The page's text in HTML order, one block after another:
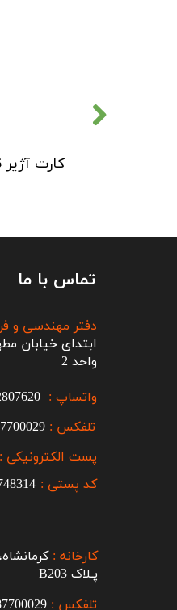
تماس با ما
تلفکس :
پست
واتساپ :
دفتر مهندسی و
واحد 2
کارخانه :
پـلاک B203​​​​​​​
کد پستی :
تلفکس : 021​​​​​​​